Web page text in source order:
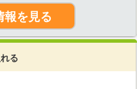
報を見る
る